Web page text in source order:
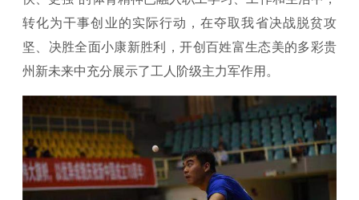
转化为干事创业的实际行动，在夺取我省决战脱贫攻
坚、决胜全面小康新胜利，开创百姓富生态美的多彩贵
州新未来中充分展示了工人阶级主力军作用。